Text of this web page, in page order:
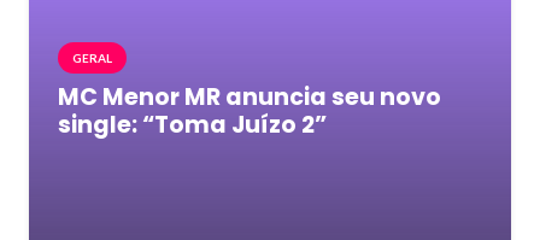
GERAL
MC Menor MR anuncia seu novo
single: “Toma Juízo 2”